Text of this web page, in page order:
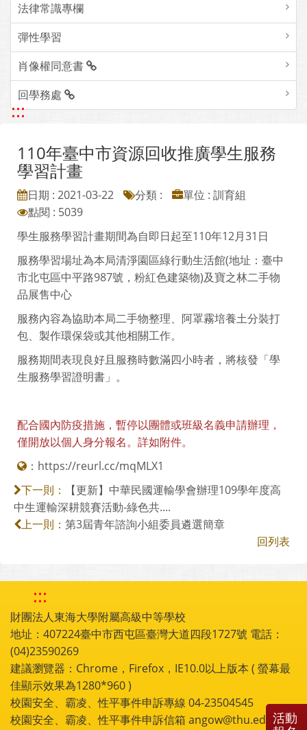
法律常識專欄
彈性學習
肖像權同意書
回學務處
:::
110年臺中市資源回收推廣學生服務
學習計畫
日期 : 2021-03-22 分類 :
單位 : 訓育組
點閱 : 5039
學生服務學習計畫期間為自即日起至110年12月31日
服務學習場址為本局清淨園區綠行動生活館(地址：臺中
市北屯區中平路987號，粉紅色建築物)及寶之林二手物
品展售中心
服務內容為協助本局二手物整理、阿罩霧培養土分裝打
包、製作環保袋或其他相關工作。
服務期間表現良好且服務時數滿四小時者，將核發「學
生服務學習證明書」。
配合國內防疫措施，暫停以團體或班級名義申請辦理，
僅開放以個人身分報名。詳如附件。
： https://reurl.cc/mqMLX1
下一則：
【更新】中華民國運輸學會辦理109學年度高
中生運輸深耕競賽活動-綠色共....
上一則： 第3屆青年諮詢小組委員遴選簡章
回列表
:::
財團法人東海大學附屬高級中等學校
地址：407224臺中市西屯區臺灣大道四段1727號 電話：
(04)23590269
建議瀏覽器：Chrome，Firefox，IE10.0以上版本 ( 螢幕最
佳顯示效果為1280*960 )
校園安全、霸凌、性平事件申訴專線 04-23504545
校園安全、霸凌、性平事件申訴信箱 angow@thu.edu.tw
活動